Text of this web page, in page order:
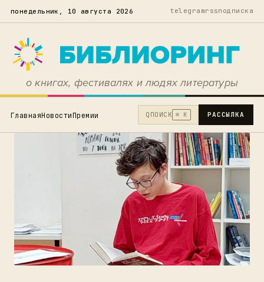
понедельник, 10 августа 2026 telegramrssподписка
о книгах, фестивалях и людях литературы
ГлавнаяНовостиПремии Q ПОИСК ⌘ K РАССЫЛКА